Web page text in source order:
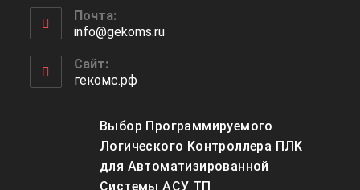
приложении
в
вашем
приложении
Почта:
info@gekoms.ruОткроется
Сайт:
гекомс.рф
Выбор Программируемого
Логического Контроллера ПЛК
для Автоматизированной
Системы АСУ ТП